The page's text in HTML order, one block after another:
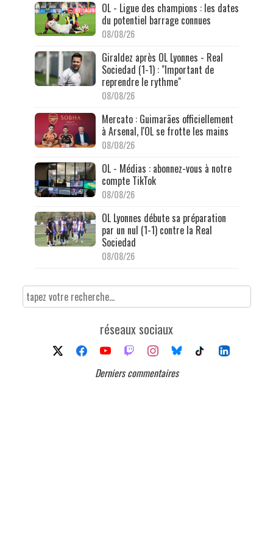
OL - Ligue des champions : les dates
du potentiel barrage connues
08/08/26
Giraldez après OL Lyonnes - Real
Sociedad (1-1) : "Important de
reprendre le rythme"
08/08/26
Mercato : Guimarães officiellement
à Arsenal, l'OL se frotte les mains
08/08/26
OL - Médias : abonnez-vous à notre
compte TikTok
08/08/26
OL Lyonnes débute sa préparation
par un nul (1-1) contre la Real
Sociedad
08/08/26
réseaux sociaux
Derniers commentaires